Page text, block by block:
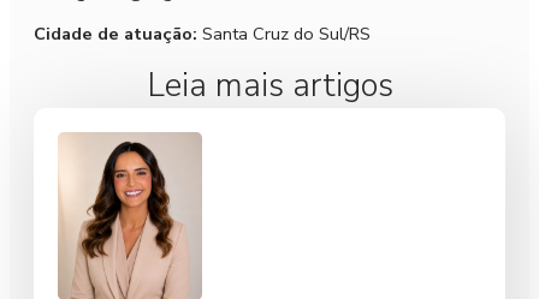
Cidade de atuação: Santa Cruz do Sul/RS
Leia mais artigos